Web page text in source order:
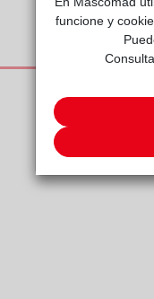
funcione y